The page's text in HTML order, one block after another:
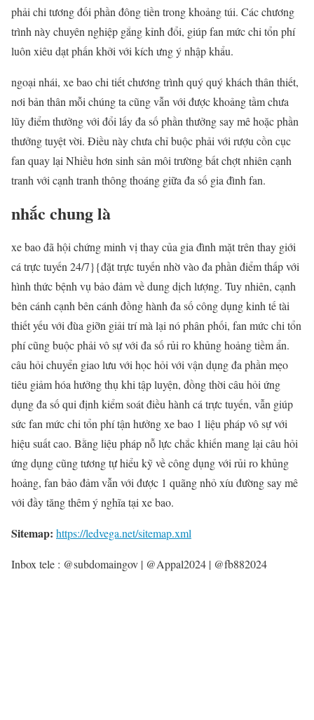
phải chi tương đối phần đông tiền trong khoảng túi. Các chương
trình này chuyên nghiệp gắng kỉnh đổi, giúp fan mức chi tổn phí
luôn xiêu dạt phấn khởi với kích ưng ý nhập khẩu.
ngoại nhái, xe bao chi tiết chương trình quý quý khách thân thiết,
nơi bản thân mỗi chúng ta cũng vẫn với được khoảng tầm chưa
lũy điểm thưởng với đổi lấy đa số phần thưởng say mê hoặc phần
thưởng tuyệt vời. Điều này chưa chỉ buộc phải với rượu cồn cục
fan quay lại Nhiều hơn sinh sản môi trường bất chợt nhiên cạnh
tranh với cạnh tranh thông thoáng giữa đa số gia đình fan.
nhắc chung là
xe bao đã hội chứng minh vị thay của gia đình mặt trên thay giới
cá trực tuyến 24/7}{đặt trực tuyến nhờ vào đa phần điểm thấp với
hình thức bệnh vụ bảo đảm về dung dịch lượng. Tuy nhiên, cạnh
bên cánh cạnh bên cánh đồng hành đa số công dụng kinh tế tài
thiết yếu với đùa giỡn giải trí mà lại nó phân phối, fan mức chi tổn
phí cũng buộc phải vô sự với đa số rủi ro khủng hoảng tiềm ẩn.
câu hỏi chuyển giao lưu với học hỏi với vận dụng đa phần mẹo
tiêu giảm hóa hưởng thụ khi tập luyện, đồng thời câu hỏi ứng
dụng đa số qui định kiểm soát điều hành cá trực tuyến, vẫn giúp
sức fan mức chi tổn phí tận hưởng xe bao 1 liệu pháp vô sự với
hiệu suất cao. Bằng liệu pháp nỗ lực chắc khiến mang lại câu hỏi
ứng dụng cũng tương tự hiểu kỹ về công dụng với rủi ro khủng
hoảng, fan bảo đảm vẫn với được 1 quãng nhỏ xíu đường say mê
với đầy tăng thêm ý nghĩa tại xe bao.
Sitemap: https://ledvega.net/sitemap.xml
Inbox tele : @subdomaingov | @Appal2024 | @fb882024